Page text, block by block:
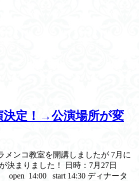
決定！→公演場所が変
メンコ教室を開講しましたが 7月に
決まりました！ 日時：7月27日
14:00 start 14:30 ディナータ